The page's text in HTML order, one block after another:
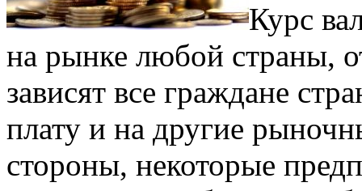
Курс
на рынке любой страны,
зависят все граждане
плату и на другие
стороны, некоторые